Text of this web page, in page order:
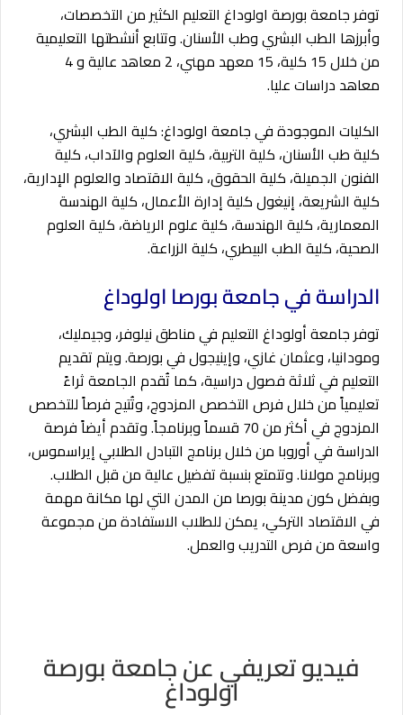
توفر جامعة بورصة اولوداغ التعليم الكثير من التخصصات،
وأبرزها الطب البشري وطب الأسنان. وتتابع أنشطتها التعليمية
من خلال
15 كلية، 15 معهد مهني، 2 معاهد عالية و 4
معاهد دراسات عليا.
الكليات الموجودة في جامعة اولوداغ: كلية الطب البشري،
كلية طب الأسنان، كلية التربية، كلية العلوم والآداب، كلية
الفنون الجميلة، كلية الحقوق، كلية الاقتصاد والعلوم الإدارية،
كلية الشريعة، إنيغول كلية إدارة الأعمال، كلية الهندسة
المعمارية، كلية الهندسة، كلية علوم الرياضة، كلية العلوم
الصحية، كلية الطب البيطري، كلية الزراعة.
الدراسة في جامعةبورصا اولوداغ
توفر جامعة أولوداغ التعليم في مناطق نيلوفر، وجيمليك،
ومودانيا، وعثمان غازي، وإينيجول في بورصة. ويتم تقديم
التعليم في ثلاثة فصول دراسية، كما تُقدم الجامعة ثراءً
تعليمياً من خلال فرص التخصص المزدوج، وتُتيح فرصاً للتخصص
المزدوج في أكثر من 70 قسماً وبرنامجاً. وتقدم أيضاً فرصة
الدراسة في أوروبا من خلال برنامج التبادل الطلابي إيراسموس،
وبرنامج مولانا.وتتمتع بنسبة تفضيل عالية من قبل الطلاب.
وبفضل كون مدينة بورصا من المدن التي لها مكانة مهمة
في الاقتصاد التركي، يمكن للطلاب الاستفادة من مجموعة
واسعة من فرص التدريب والعمل.
فيديو تعريفي عن جامعة بورصة
اولوداغ